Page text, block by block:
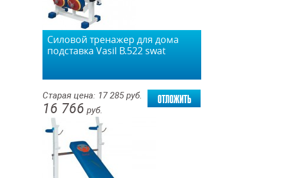
Силовой тренажер для дома
подставка Vasil В.522 swat
Старая цена: 17 285 руб.
16 766 руб.
отложить